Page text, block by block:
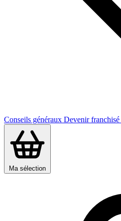
Conseils généraux Devenir franchisé
Ma sélection